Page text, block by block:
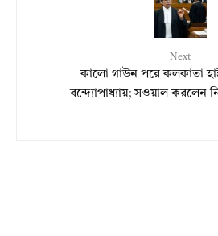
Next
কালো গাউন পরে কলকাতা
বন্দ্যোপাধ্যায়; সওয়াল করলেন